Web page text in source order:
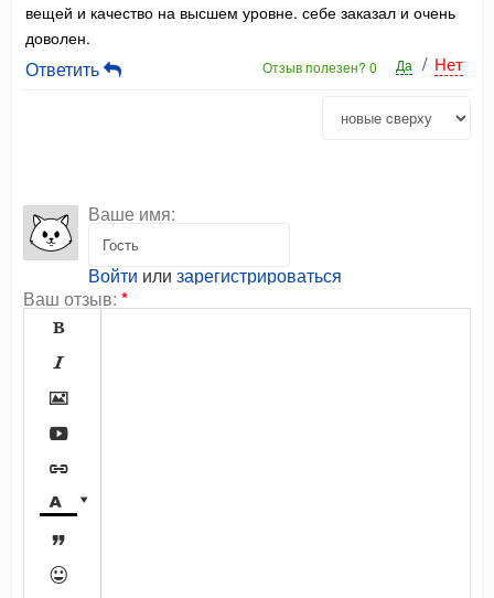
вещей и качество на высшем уровне. себе заказал и очень
доволен.
Да / Нет
Отзыв полезен?0
Ответить
Ваше имя:
Войти или зарегистрироваться
Ваш отзыв: *








